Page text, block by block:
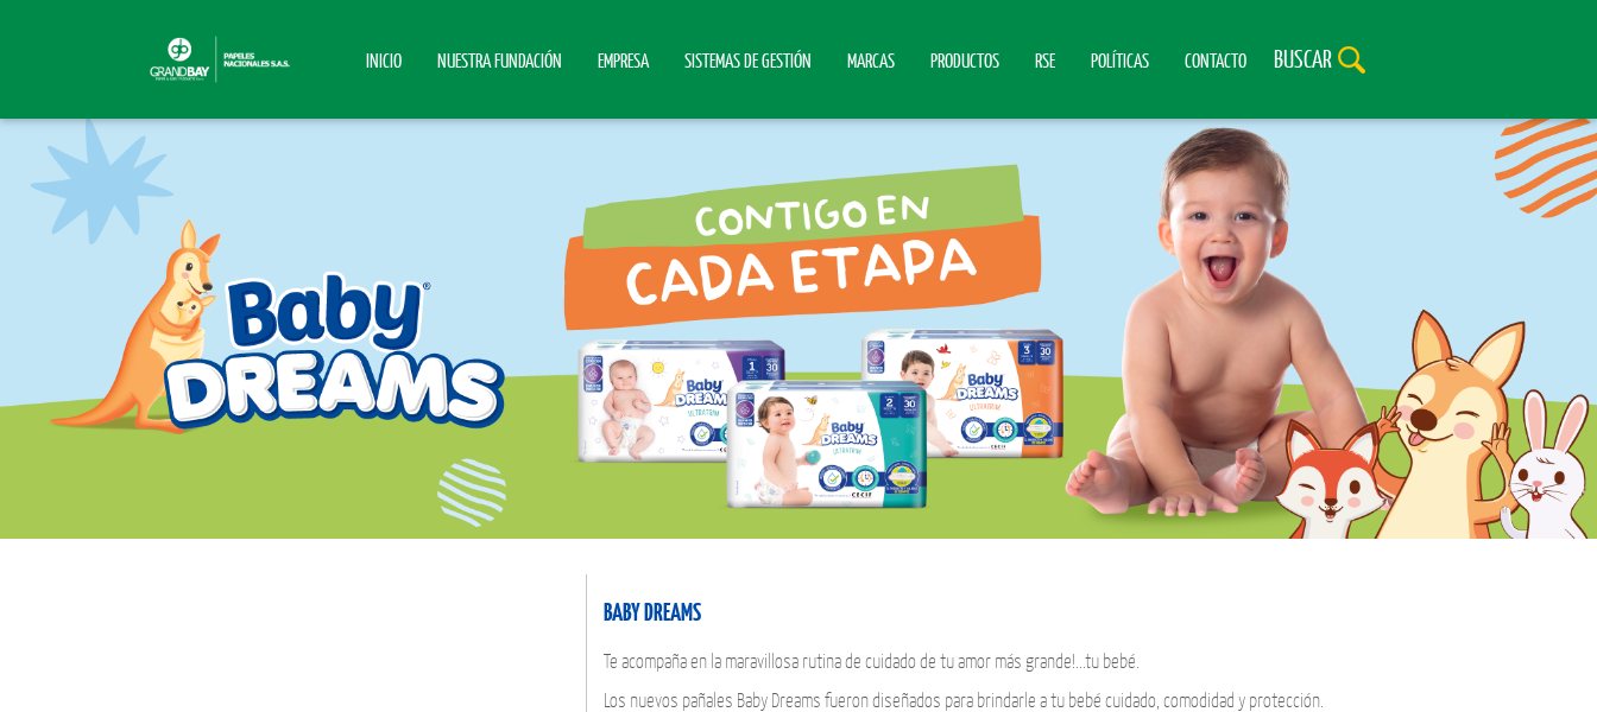
INICIO NUESTRA FUNDACIÓN EMPRESA SISTEMAS DE GESTIÓN MARCAS PRODUCTOS RSE POLÍTICAS CONTACTO BUSCAR
BABY DREAMS
Te acompaña en la maravillosa rutina de cuidado de tu amor más grande!...tu bebé.
Los nuevos pañales Baby Dreams fueron diseñados para brindarle a tu bebé cuidado, comodidad y protección.